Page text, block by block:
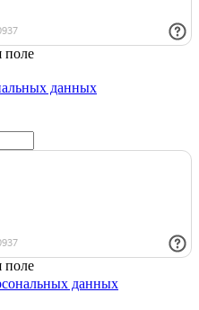
поле
данных
поле
данных